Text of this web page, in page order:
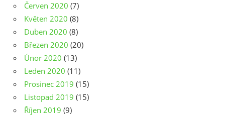
Červen 2020 (7)
Květen 2020 (8)
Duben 2020 (8)
Březen 2020 (20)
Únor 2020 (13)
Leden 2020 (11)
Prosinec 2019 (15)
Listopad 2019 (15)
Říjen 2019 (9)